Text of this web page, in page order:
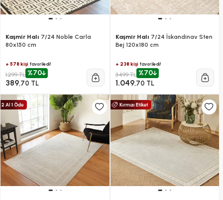
Kaşmir Halı 7/24 Noble Carla
80x150 cm
+ 578 kişi favoriledi!
1.299 TL %70
389,70 TL
Kaşmir Halı 7/24 İskandinav Sten
Bej 120x180 cm
+ 238 kişifavoriledi!
3.499 TL %70
1.049,70 TL